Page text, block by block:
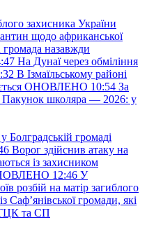
захисника України
щодо африканської
громада назавжди
На Дунаї через обміління
В Ізмаїльському районі
ОНОВЛЕНО 10:54 За
Пакунок школяра — 2026: у
Болградській громаді
Ворог здійснив атаку на
із захисником
12:46 У
розбій на матір загиблого
Саф’янівської громади, які
та СП